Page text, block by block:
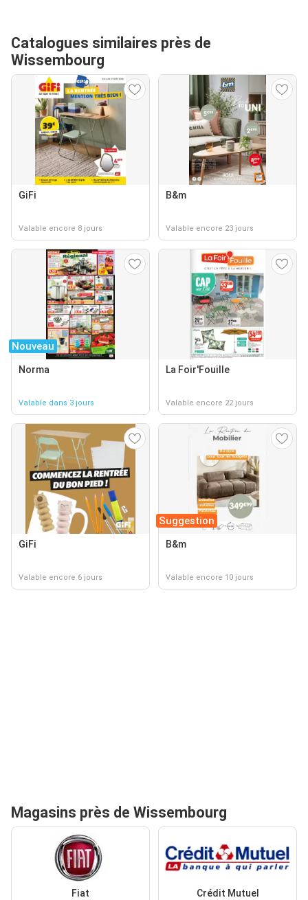
Catalogues similaires près de
Wissembourg
GiFi
Valable encore 8 jours
B&m
Valable encore 23 jours
Nouveau
Norma
Valable dans 3 jours
La Foir'Fouille
Valable encore 22 jours
GiFi
Valable encore 6 jours
Suggestion
B&m
Valable encore 10 jours
Magasins près de Wissembourg
Fiat Crédit Mutuel